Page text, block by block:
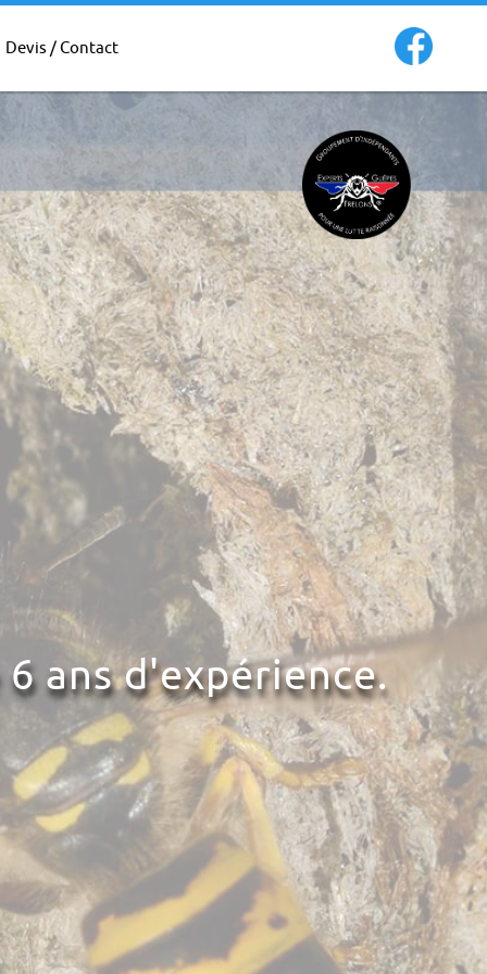
Devis / Contact
ans d'expérience.